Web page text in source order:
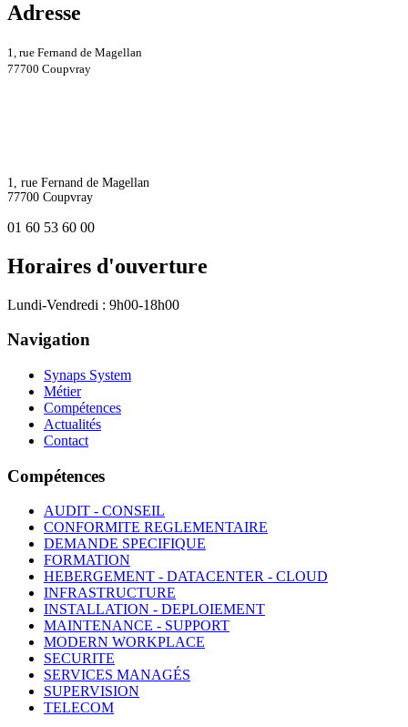
Adresse
1, rue Fernand de Magellan
77700 Coupvray
1, rue Fernand de Magellan
77700 Coupvray
01 60 53 60 00
Horaires d'ouverture
Lundi-Vendredi : 9h00-18h00
Navigation
Synaps System
Métier
Compétences
Actualités
Contact
Compétences
AUDIT - CONSEIL
CONFORMITE REGLEMENTAIRE
DEMANDE SPECIFIQUE
FORMATION
HEBERGEMENT - DATACENTER - CLOUD
INFRASTRUCTURE
INSTALLATION - DEPLOIEMENT
MAINTENANCE - SUPPORT
MODERN WORKPLACE
SECURITE
SERVICES MANAGÉS
SUPERVISION
TELECOM